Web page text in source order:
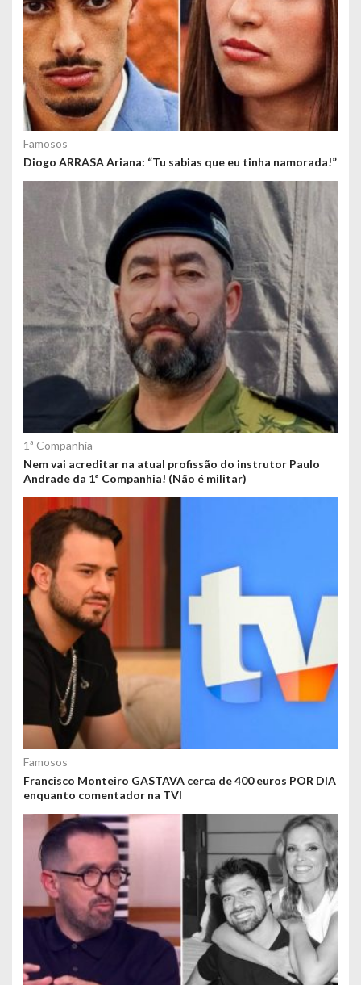
Famosos
Diogo ARRASA Ariana: “Tu sabias que eu tinha namorada!”
1ª Companhia
Nem vai acreditar na atual profissão do instrutor Paulo
Andrade da 1ª Companhia! (Não é militar)
Famosos
Francisco Monteiro GASTAVA cerca de 400 euros POR DIA
enquanto comentador na TVI